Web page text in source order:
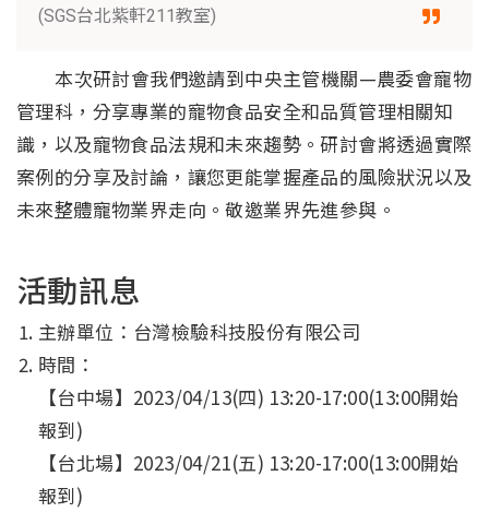
(SGS台北紫軒211教室)
本次研討會我們邀請到中央主管機關—農委會寵物
管理科，分享專業的寵物食品安全和品質管理相關知
識，以及寵物食品法規和未來趨勢。研討會將透過實際
案例的分享及討論，讓您更能掌握產品的風險狀況以及
未來整體寵物業界走向。敬邀業界先進參與。
活動訊息
主辦單位：台灣檢驗科技股份有限公司
時間：
【台中場】2023/04/13(四) 13:20-17:00(13:00開始
報到)
【台北場】2023/04/21(五) 13:20-17:00(13:00開始
報到)